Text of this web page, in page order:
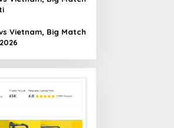
Vietnam, Big Match